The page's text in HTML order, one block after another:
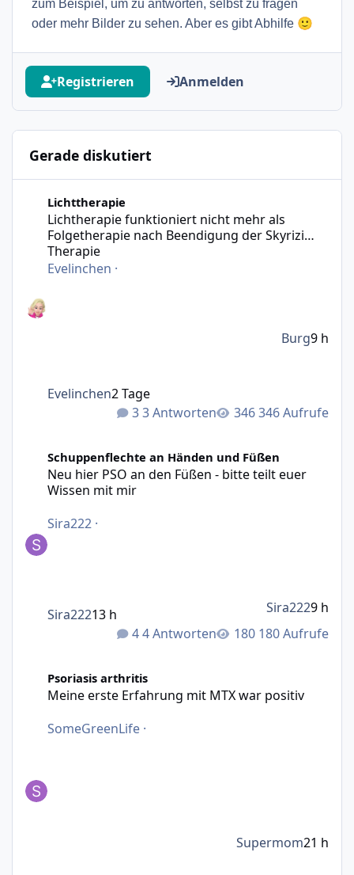
zum Beispiel, um zu antworten, selbst zu fragen
oder mehr Bilder zu sehen. Aber es gibt Abhilfe 🙂
Registrieren Anmelden
Gerade diskutiert
Lichttherapie
Lichtherapie funktioniert nicht mehr als
Folgetherapie nach Beendigung der Skyrizi
Therapie
Evelinchen ·
3 Antworten 346 Aufrufe
Evelinchen2 Tage
Burg9 h
Schuppenflechte an Händen und Füßen
Neu hier PSO an den Füßen - bitte teilt euer
Wissen mit mir
Sira222 ·
4 Antworten 180 Aufrufe
Sira22213 h Sira2229 h
Psoriasis arthritis
Meine erste Erfahrung mit MTX war positiv
SomeGreenLife ·
Supermom21 h